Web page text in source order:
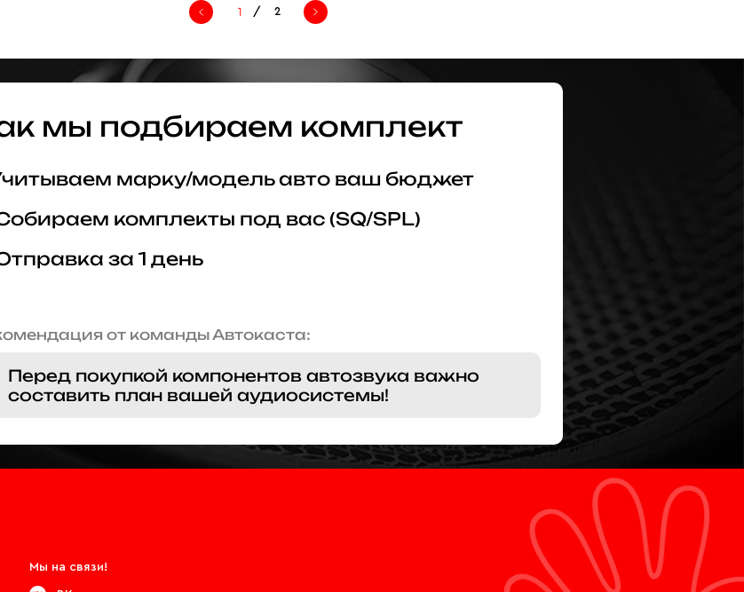
/ 2
мы подбираем комплект
марку/модель авто ваш бюджет
комплекты под вас (SQ/SPL)
за 1 день
от команды Автокаста:
Перед покупкой компонентов автозвука важно
составить план вашей аудиосистемы!
Мы на связи!